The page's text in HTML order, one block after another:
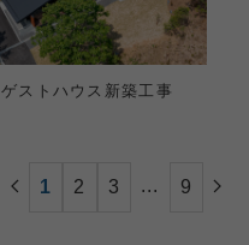
ゲストハウス新築工事​
1 2 3 ... 9